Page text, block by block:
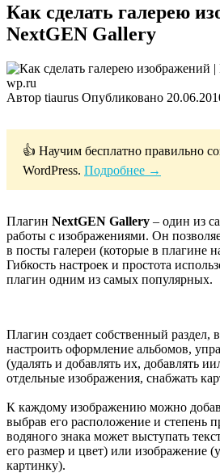
Как сделать галерею
NextGEN Gallery
Автор tiaurus Опубликовано
👍 Научим бесплатно правильно
WordPress. Подробнее →
Плагин NextGEN Gallery – один из
работы с изображениями. Он
в посты галереи (которые в плагине
Гибкость настроек и простота
плагин одним из самых популярных.
Плагин создает собственный раздел,
настроить оформление альбомов,
(удалять и добавлять их, добавлять
отдельные изображения, снабжать
К каждому изображению можно
выбрав его расположение и степень
водяного знака может выступать
его размер и цвет) или изображение
картинку).